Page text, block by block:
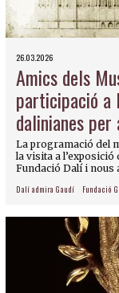
26.03.2026
Amics dels
participació a
dalinianes
La programació del
la visita a
Fundació Dalí i nous
Dalí admira Gaudí Fundació